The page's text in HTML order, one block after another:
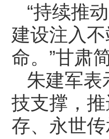
“持续推
建设注入
命。”甘肃
朱建军表
技支撑，
存、永世